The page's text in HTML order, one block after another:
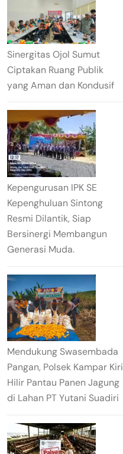
Sinergitas Ojol Sumut
Ciptakan Ruang Publik
yang Aman dan Kondusif
Kepengurusan IPK SE
Kepenghuluan Sintong
Resmi Dilantik, Siap
Bersinergi Membangun
Generasi Muda.
Mendukung Swasembada
Pangan, Polsek Kampar Kiri
Hilir Pantau Panen Jagung
di Lahan PT Yutani Suadiri